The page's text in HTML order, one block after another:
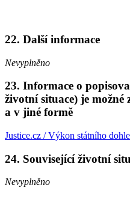
22. Další informace
Nevyplněno
23. Informace o
životní situace) je
a v jiné formě
Justice.cz / Výkon státního
24. Související životní
Nevyplněno